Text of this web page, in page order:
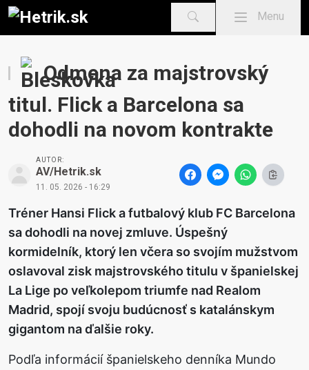
Mobile menu
Menu
Odmena za majstrovský
titul. Flick a Barcelona sa
dohodli na novom kontrakte
AUTOR:
AV/Hetrik.sk
11. 05. 2026 - 16:29
Tréner Hansi Flick a futbalový klub FC Barcelona
sa dohodli na novej zmluve. Úspešný
kormidelník, ktorý len včera so svojím mužstvom
oslavoval zisk majstrovského titulu v španielskej
La Lige po veľkolepom triumfe nad Realom
Madrid, spojí svoju budúcnosť s katalánskym
gigantom na ďalšie roky.
Podľa informácií španielskeho denníka Mundo